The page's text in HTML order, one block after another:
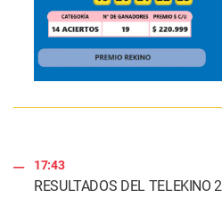
17:43
RESULTADOS DEL TELEKINO